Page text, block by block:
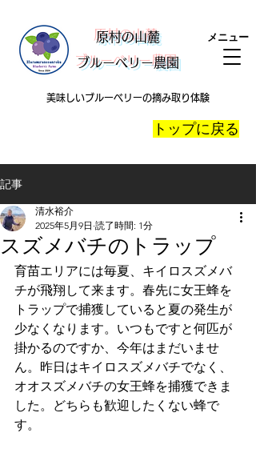
​原村の山麓
ブルーベリー農園
メニュー
美味しいブルーベリーの摘み取り体験
​トップに戻る
記事
スズメバチのトラップ
清水裕介
2025年5月9日 読了時間: 1分
育苗エリアには毎夏、キイロスズメバ
チが飛翔して来ます。春先に女王蜂を
トラップで捕獲していると夏の発生が
少なくなります。いつもですと何匹が
掛かるのですか、今年はまだいませ
ん。昨日はキイロスズメバチでなく、
オオスズメバチの女王蜂を捕獲できま
した。どちらも歓迎したくない蜂で
す。